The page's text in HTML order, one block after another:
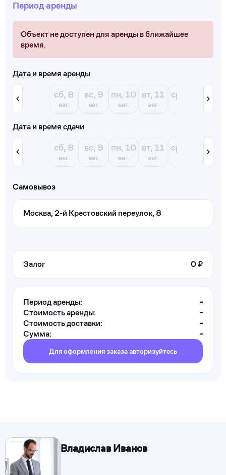
Период аренды
Объект не доступен для аренды в ближайшее
время.
Дата и время аренды
сб, 8
авг.
вс, 9
авг.
пн, 10
авг.
вт, 11
авг.
ср, 12 чт, 13
Дата и время сдачи
сб, 8
авг.
вс, 9
авг.
пн, 10
авг.
вт, 11
авг.
ср, 12 чт, 13
Самовывоз
Москва, 2-й Крестовский переулок, 8
Залог 0 ₽
Период аренды:
-
Стоимость аренды:
-
Стоимость доставки:
-
Сумма:
-
Для оформления заказа авторизуйтесь
Владислав Иванов